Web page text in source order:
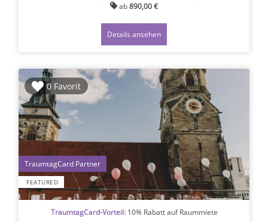
ab890,00 €
Details ansehen
0 Favorit
FEATURED
TraumtagCard-Vorteil:10% Rabatt auf Raummiete